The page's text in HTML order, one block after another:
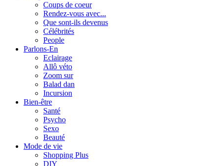
Coups de coeur
Rendez-vous avec...
Que sont-ils devenus
Célébrités
People
Parlons-En
Eclairage
Allô véto
Zoom sur
Balad dan
Incursion
Bien-être
Santé
Psycho
Sexo
Beauté
Mode de vie
Shopping Plus
DIY